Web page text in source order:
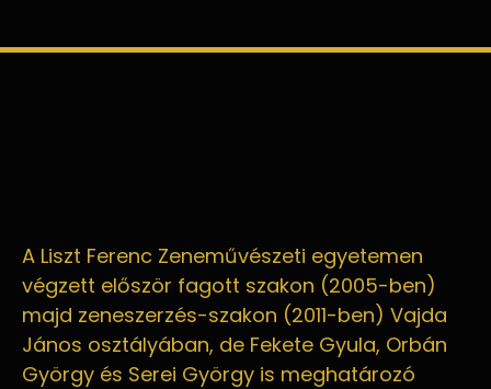
A Liszt Ferenc Zeneművészeti egyetemen
végzett először fagott szakon (2005-ben)
majd zeneszerzés-szakon (2011-ben) Vajda
János osztályában, de Fekete Gyula, Orbán
György és Serei György is meghatározó